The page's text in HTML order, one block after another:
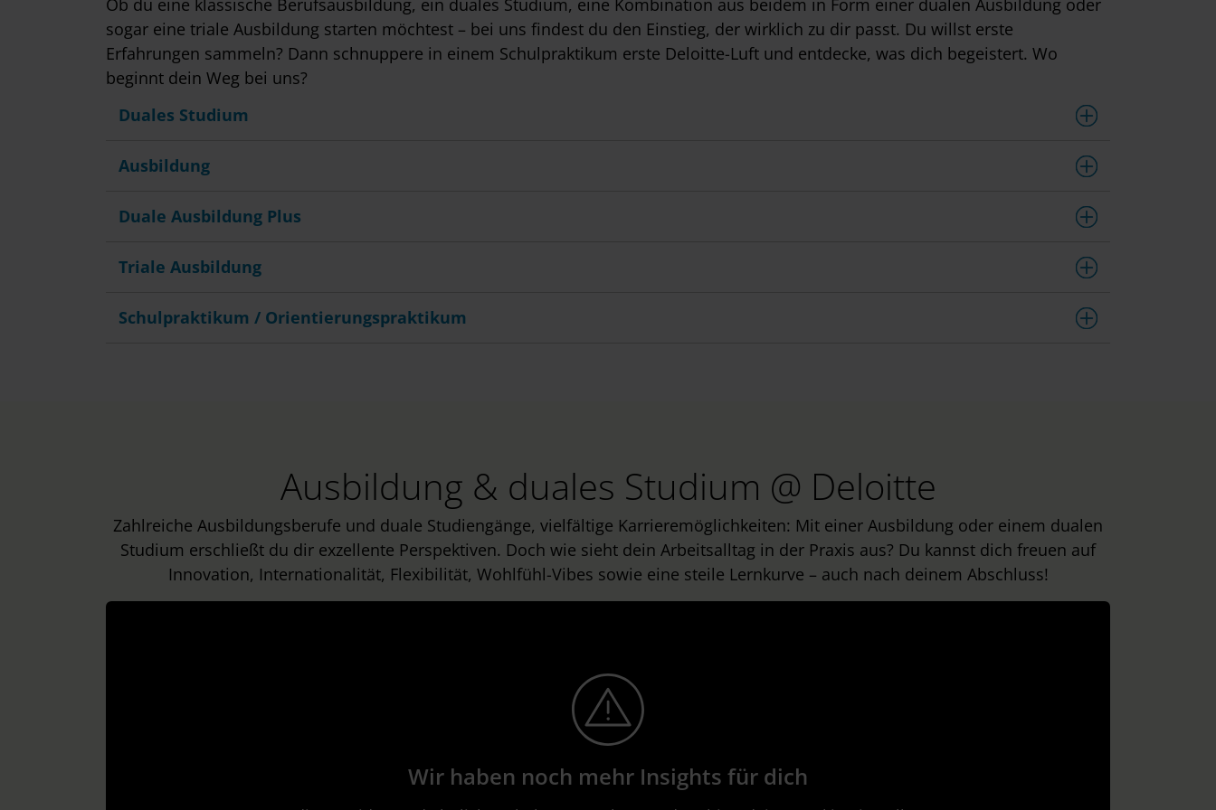
w
a
h
l
Ob du eine klassische Berufsausbildung, ein duales Studium, eine Kombination aus beidem in Form einer dualen Ausbildung oder
sogar eine triale Ausbildung starten möchtest – bei uns findest du den Einstieg, der wirklich zu dir passt. Du willst erste
Erfahrungen sammeln? Dann schnuppere in einem Schulpraktikum erste Deloitte-Luft und entdecke, was dich begeistert. Wo
beginnt dein Weg bei uns?
Duales Studium
Ausbildung
Duale Ausbildung Plus
Triale Ausbildung
Schulpraktikum / Orientierungspraktikum
Ausbildung & duales Studium @ Deloitte
Zahlreiche Ausbildungsberufe und duale Studiengänge, vielfältige Karrieremöglichkeiten: Mit einer Ausbildung oder einem dualen
Studium erschließt du dir exzellente Perspektiven. Doch wie sieht dein Arbeitsalltag in der Praxis aus? Du kannst dich freuen auf
Innovation, Internationalität, Flexibilität, Wohlfühl-Vibes sowie eine steile Lernkurve – auch nach deinem Abschluss!
Wir haben noch mehr Insights für dich